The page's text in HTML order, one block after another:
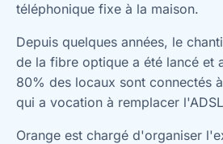
téléphonique fixe à la maison.
Depuis quelques années, le
de la fibre optique a été lancé et
80% des locaux sont connectés
qui a vocation à remplacer
Orange est chargé d'organiser